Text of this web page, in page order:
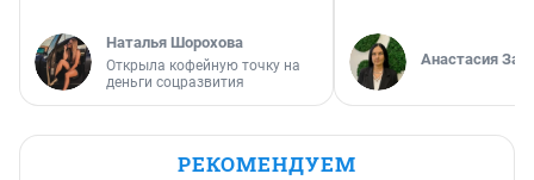
Наталья Шорохова
Открыла кофейную точку на
деньги соцразвития
Анастасия
РЕКОМЕНДУЕМ